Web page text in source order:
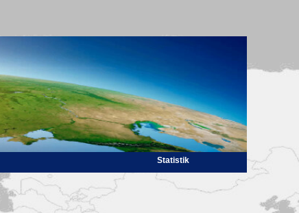
Statistik